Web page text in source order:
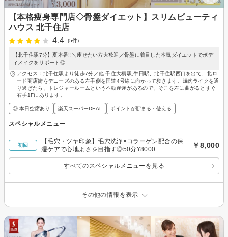
【本格痩身専門店◇骨盤ダイエット】スリムビューティ
ハウス 北千住店
4.4
(5件)
【北千住駅7分】夏本番!!＼痩せたい方大歓迎／骨盤に着目した本気ダイエットでボデ
ィメイクをサポート◎
アクセス：北千住駅より徒歩7分／他 千住大橋駅,牛田駅、北千住駅西口を出て、北ロ
ード商店街をデニーズのある左手側を国道4号線に向かって歩きます。焼肉ライクを通
り過ぎたら、トレジャールームという不動産屋があるので、そこを左に曲がるとすぐ
右手1Fにあります。
◎ 本日空席あり 楽天スーパーDEAL ポイントが貯まる・使える
スペシャルメニュー
初回
【毛穴・ツヤ印象】毛穴洗浄×コラーゲン配合の保
湿ケアで心地よさを目指す◎50分¥8000
￥8,000
すべてのスペシャルメニューを見る
その他の情報を表示